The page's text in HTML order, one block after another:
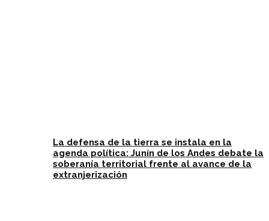
La defensa de la tierra se instala en la
agenda política: Junín de los Andes debate la
soberanía territorial frente al avance de la
extranjerización